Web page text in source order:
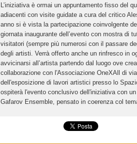
L’iniziativa è ormai un appuntamento fisso del
adiacenti con visite guidate a cura del critico
anno si è vista la partecipazione coinvolgente
giornata inaugurante dell’evento con mostra di
visitatori (sempre più numerosi con il passare
degli artisti. Verrà offerto anche un rinfresco in
avvicinarsi all’artista partendo dal luogo ove
collaborazione con l'Associazione OneXAll di
dell'esposizione di lavori artistici presso lo
ospiterà l'evento conclusivo dell'iniziativa con
Gafarov Ensemble, pensato in coerenza col